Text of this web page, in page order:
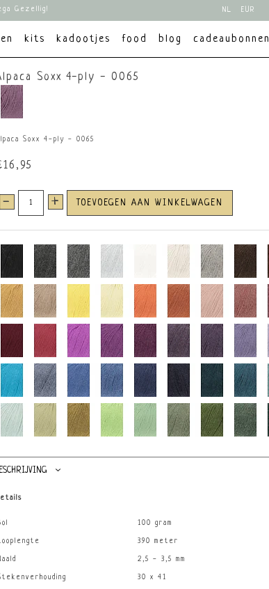
Gezellig!
NL
EUR
kits kadootjes food blog cadeaubonnen
Soxx 4-ply - 0065
Soxx 4-ply - 0065
- + TOEVOEGEN AAN WINKELWAGEN
100 gram
390 meter
2,5 - 3,5 mm
30 x 41